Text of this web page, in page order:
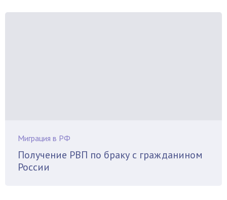
Миграция в РФ
Получение РВП по браку с гражданином
России